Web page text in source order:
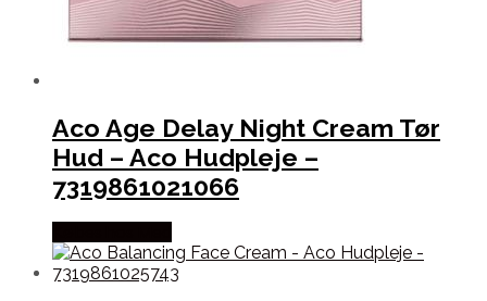
Aco Age Delay Night Cream Tør
Hud – Aco Hudpleje –
7319861021066